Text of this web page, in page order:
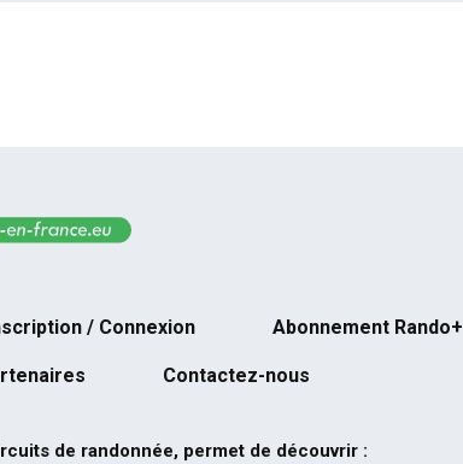
/ Connexion Abonnement Rando+
Contactez-nous
de randonnée, permet de découvrir :